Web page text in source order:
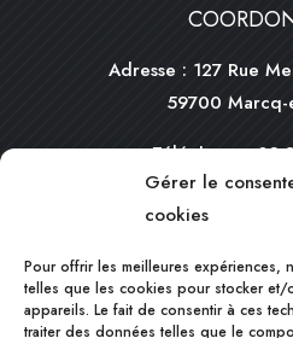
Gérer le
cookies
Pour offrir les meilleures expériences,
telles que les cookies pour stocker et/
appareils. Le fait de consentir à ces
traiter des données telles que le
Adresse : 127 Rue
59700
Téléphone :03
Mail :
Du lundi au